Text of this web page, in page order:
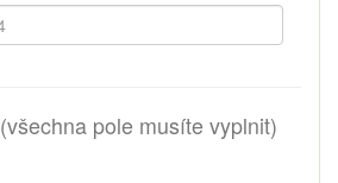
(všechna pole musíte vyplnit)